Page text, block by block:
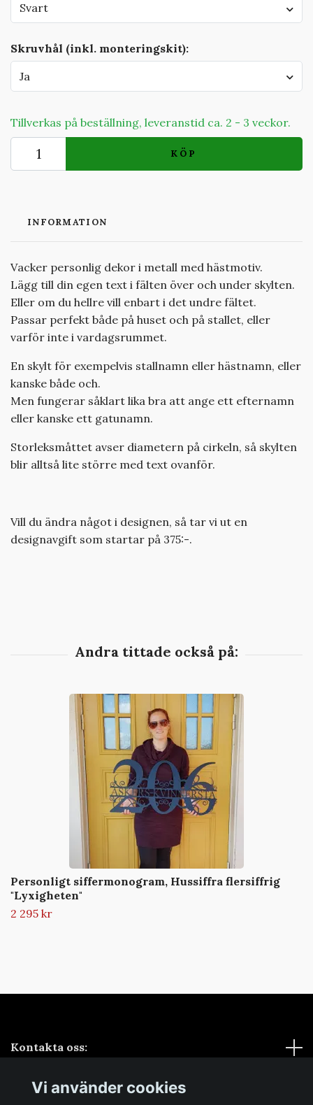
Svart
Skruvhål (inkl. monteringskit):
Ja
Tillverkas på beställning, leveranstid ca. 2 - 3 veckor.
KÖP
INFORMATION
Vacker personlig dekor i metall med hästmotiv.
Lägg till din egen text i fälten över och under skylten.
Eller om du hellre vill enbart i det undre fältet.
Passar perfekt både på huset och på stallet, eller
varför inte i vardagsrummet.
En skylt för exempelvis stallnamn eller hästnamn, eller
kanske både och.
Men fungerar såklart lika bra att ange ett efternamn
eller kanske ett gatunamn.
Storleksmåttet avser diametern på cirkeln, så skylten
blir alltså lite större med text ovanför.
Vill du ändra något i designen, så tar vi ut en
designavgift som startar på 375:-.
Personligt siffermonogram, Hussiffra flersiffrig
"Lyxigheten"
2 295 kr
Kontakta oss:
Sociala medier
Vi använder cookies